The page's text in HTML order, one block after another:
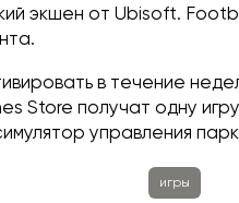
экшен от Ubisoft.
в течение
Store получат одну
управления
игры